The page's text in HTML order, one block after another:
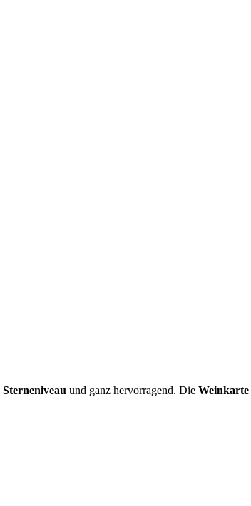
Sterneniveau und ganz hervorragend. Die Weinkarte